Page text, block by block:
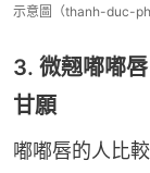
示意圖（thanh-duc-
3. 微翹嘟嘟
甘願
嘟嘟唇的人比